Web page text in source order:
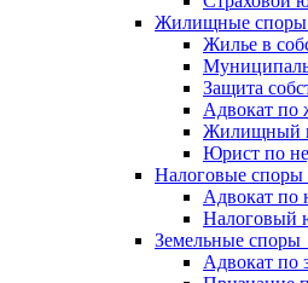
Жилищные споры
Жилье в
Защита
Адвокат
Жилищный
Юрист по
Налоговые споры
Адвокат по
Налоговый
Земельные споры
Адвокат по